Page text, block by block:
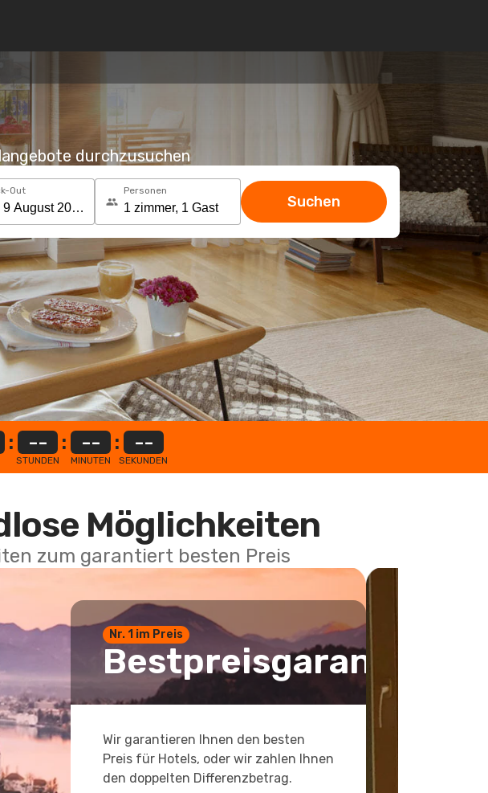
durchzusuchen
Out Personen
Suchen
: --
STUNDEN
: --
MINUTEN
: --
SEKUNDEN
Möglichkeiten
zum garantiert besten Preis
Nr. 1 im Preis
Bestpreisgarantie
Wir garantieren Ihnen den besten
Preis für Hotels, oder wir zahlen Ihnen
den doppelten Differenzbetrag.